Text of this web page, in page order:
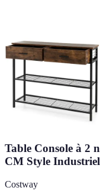
Table Console à 2
CM Style
Costway